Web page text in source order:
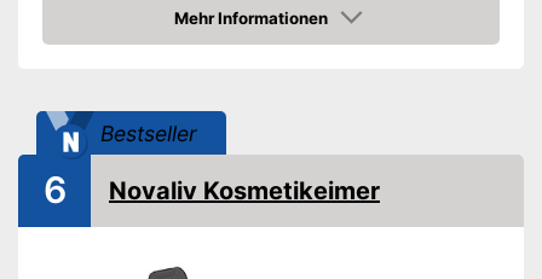
Material Gehäuse
Polypropylen
Material Deckel
Kunststoff
Ausstattung
Deckel abnehmbar
Anti-Fingerprint
Einsatz mit Tragegriff
Mehr Informationen
Amazon
Bestseller
6 Novaliv Kosmetikeimer